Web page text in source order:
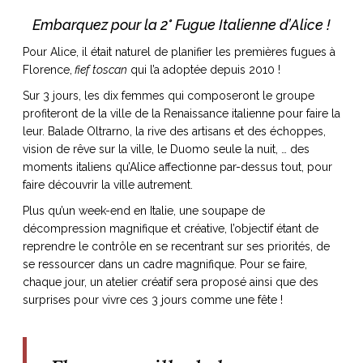
Burano, la palette
de tous les
superlatifs
Embarquez pour la 2° Fugue Italienne d’Alice !
Pour Alice, il était naturel de planifier les premières fugues à
Florence, fief toscan qui l’a adoptée depuis 2010 !
Sur 3 jours, les dix femmes qui composeront le groupe
profiteront de la ville de la Renaissance italienne pour faire la
leur. Balade Oltrarno, la rive des artisans et des échoppes,
vision de rêve sur la ville, le Duomo seule la nuit, … des
moments italiens qu’Alice affectionne par-dessus tout, pour
faire découvrir la ville autrement.
Plus qu’un week-end en Italie, une soupape de
décompression magnifique et créative, l’objectif étant de
reprendre le contrôle en se recentrant sur ses priorités, de
se ressourcer dans un cadre magnifique. Pour se faire,
chaque jour, un atelier créatif sera proposé ainsi que des
surprises pour vivre ces 3 jours comme une fête !